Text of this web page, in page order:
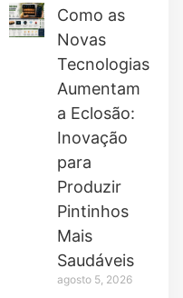
Como as
Novas
Tecnologias
Aumentam
a Eclosão:
Inovação
para
Produzir
Pintinhos
Mais
Saudáveis
agosto 5, 2026